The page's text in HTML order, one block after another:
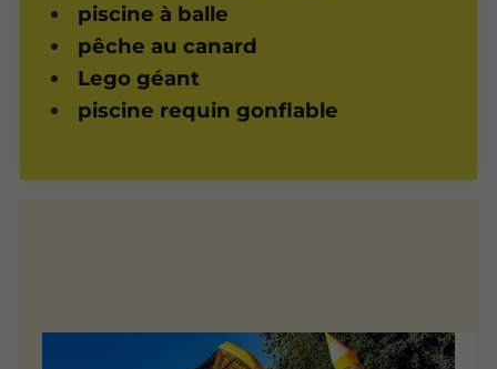
piscine à balle
pêche au canard
Lego géant
piscine requin gonflable